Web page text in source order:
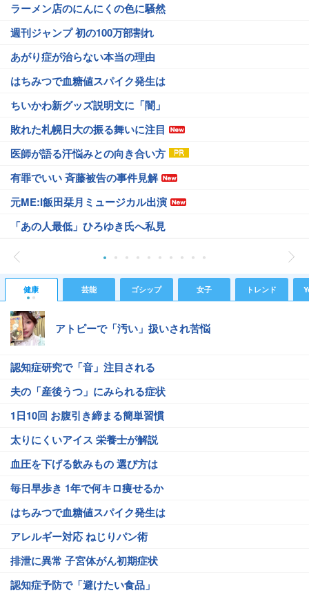
ラーメン店のにんにくの色に騒然
週刊ジャンプ 初の100万部割れ
あがり症が治らない本当の理由
はちみつで血糖値スパイク発生は
ちいかわ新グッズ説明文に「闇」
敗れた札幌日大の振る舞いに注目
医師が語る汗悩みとの向き合い方
有罪でいい 斉藤被告の事件見解
元ME:I飯田栞月ミュージカル出演
「あの人最低」ひろゆき氏へ私見
健康 芸能 ゴシップ 女子 トレンド
アトピーで「汚い」扱いされ苦悩
認知症研究で「音」注目される
夫の「産後うつ」にみられる症状
1日10回 お腹引き締まる簡単習慣
太りにくいアイス 栄養士が解説
血圧を下げる飲みもの 選び方は
毎日早歩き 1年で何キロ痩せるか
はちみつで血糖値スパイク発生は
アレルギー対応 ねじりパン術
排泄に異常 子宮体がん初期症状
認知症予防で「避けたい食品」